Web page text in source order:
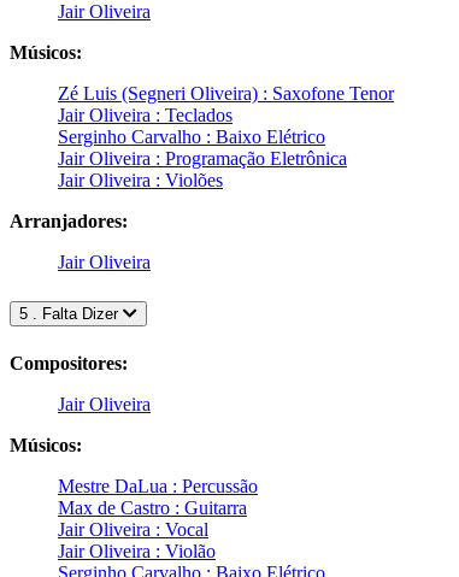
Jair Oliveira
Músicos:
Zé Luis (Segneri Oliveira) : Saxofone Tenor
Jair Oliveira : Teclados
Serginho Carvalho : Baixo Elétrico
Jair Oliveira : Programação Eletrônica
Jair Oliveira : Violões
Arranjadores:
Jair Oliveira
5 . Falta Dizer
Compositores:
Jair Oliveira
Músicos:
Mestre DaLua : Percussão
Max de Castro : Guitarra
Jair Oliveira : Vocal
Jair Oliveira : Violão
Serginho Carvalho : Baixo Elétrico